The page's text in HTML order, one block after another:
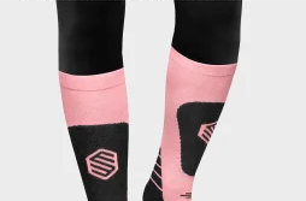
1 3 4